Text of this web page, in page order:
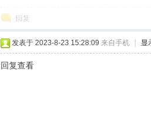
回复
发表于 2023-8-23 15:28:09 来自手机 显
回复查看